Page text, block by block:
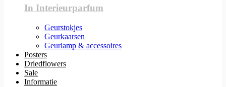
In Interieurparfum
Geurstokjes
Geurkaarsen
Geurlamp & accessoires
Posters
Driedflowers
Sale
Informatie